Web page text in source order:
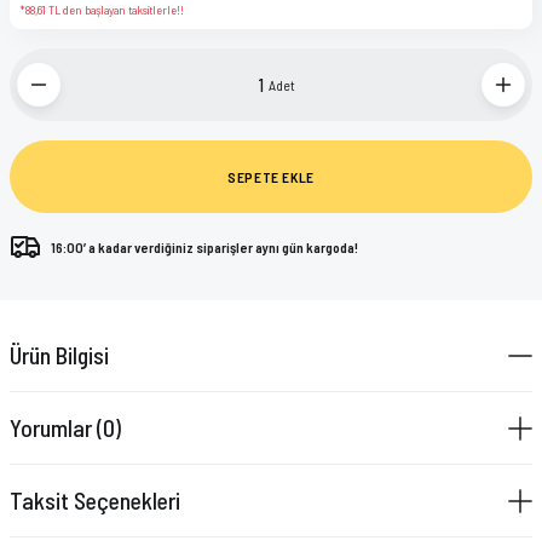
*88,61 TL den başlayan taksitlerle!!
Adet
SEPETE EKLE
16:00’ a kadar verdiğiniz siparişler aynı gün kargoda!
Ürün Bilgisi
Yorumlar (0)
Taksit Seçenekleri